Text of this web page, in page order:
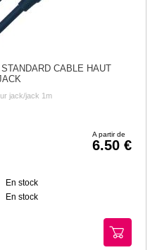
STANDARD CABLE HAUT
jack/jack 1m
A partir de
6.50
En stock
En stock